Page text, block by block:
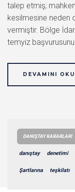
talep etmiş;
kesilmesine neden
vermiştir. Bölge
temyiz
DEVAMINI OKU
DANIŞTAY KARARLARI
danıştay denetimi
Şartlarına teşkilatı